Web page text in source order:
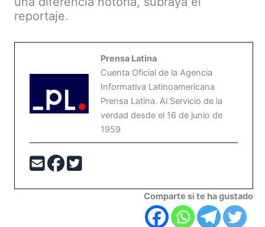
reportaje.
Prensa Latina
Cuenta Oficial de la Agencia
Informativa Latinoamericana
Prensa Latina. Al Servicio de la
verdad desde el 16 de junio de
1959
Comparte si te ha gustado